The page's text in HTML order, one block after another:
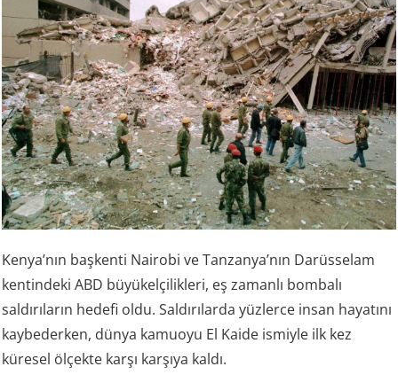
Kenya’nın başkenti Nairobi ve Tanzanya’nın Darüsselam
kentindeki ABD büyükelçilikleri, eş zamanlı bombalı
saldırıların hedefi oldu. Saldırılarda yüzlerce insan hayatını
kaybederken, dünya kamuoyu El Kaide ismiyle ilk kez
küresel ölçekte karşı karşıya kaldı.